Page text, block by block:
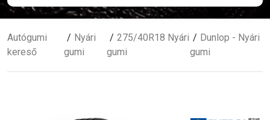
Autógumi
kereső
Nyári
gumi
275/40R18 Nyári
gumi
Dunlop - Nyári
gumi